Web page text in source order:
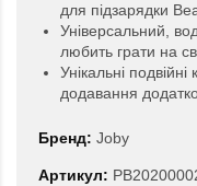
для підзарядки
Універсальний,
любить грати на
Унікальні
додавання
Бренд: Joby
Артикул: